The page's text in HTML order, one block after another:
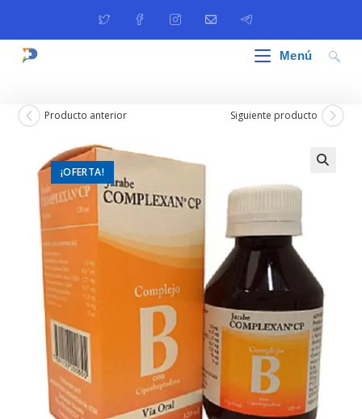
Menú
¡OFERTA!
Producto anterior Siguiente producto